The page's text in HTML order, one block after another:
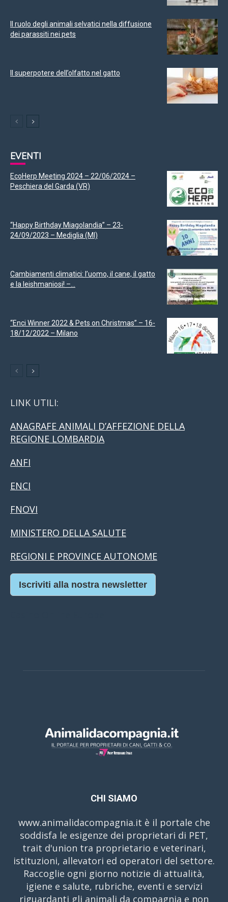
Il ruolo degli animali selvatici nella diffusione
dei parassiti nei pets
Il superpotere dell’olfatto nel gatto
EVENTI
EcoHerp Meeting 2024 – 22/06/2024 –
Peschiera del Garda (VR)
“Happy Birthday Miagolandia” – 23-
24/09/2023 – Mediglia (MI)
Cambiamenti climatici: l’uomo, il cane, il gatto
e la leishmaniosi! –...
“Enci Winner 2022 & Pets on Christmas” – 16-
18/12/2022 – Milano
LINK UTILI:
ANAGRAFE ANIMALI D’AFFEZIONE DELLA
REGIONE LOMBARDIA
ANFI
ENCI
FNOVI
MINISTERO DELLA SALUTE
REGIONI E PROVINCE AUTONOME
Iscriviti alla nostra newsletter
CHI SIAMO
www.animalidacompagnia.it è il portale che
soddisfa le esigenze dei proprietari di PET,
trait d'union tra proprietario e veterinari,
istituzioni, allevatori ed operatori del settore.
Raccoglie ogni giorno notizie di attualità,
igiene e salute, rubriche, eventi e servizi
riguardanti gli animali da compagnia e non